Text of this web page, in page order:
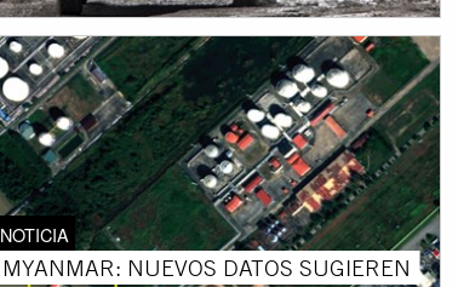
NOTICIA
MYANMAR: NUEVOS DATOS SUGIEREN